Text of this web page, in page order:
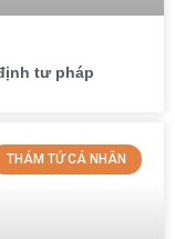
tư pháp
THÁM TỬ CÁ NHÂN